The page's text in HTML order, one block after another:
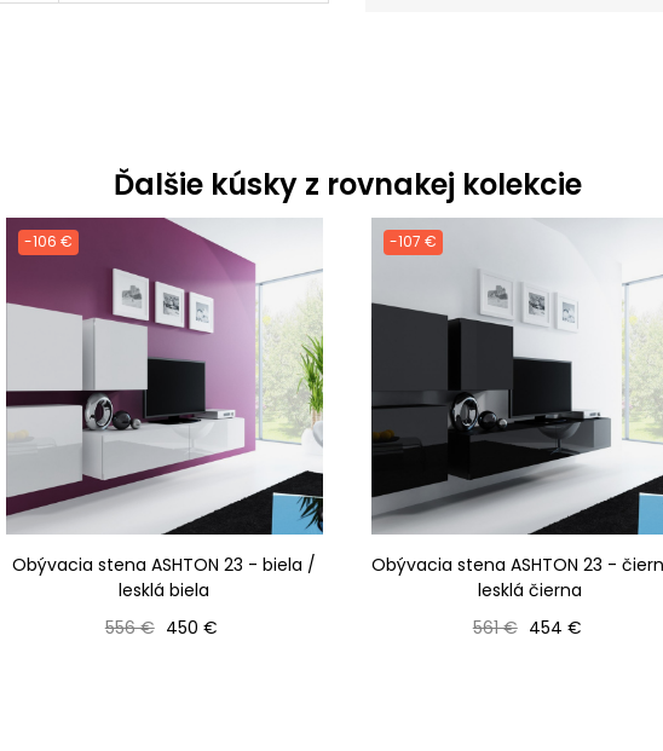
Ďalšie kúsky z rovnakej kolekcie
-106 €
Obývacia stena ASHTON 23 - biela /
lesklá biela
Bežná cena
556 € Cena
450 €
-107 €
Obývacia stena ASHTON 23 -
lesklá čierna
Bežná cena
561 € Cena
454 €